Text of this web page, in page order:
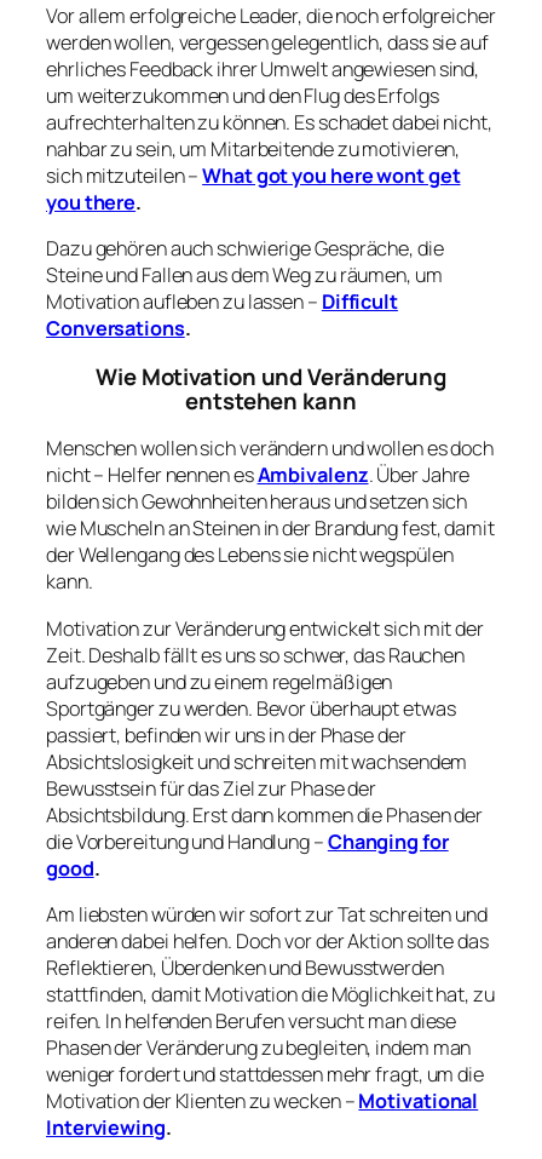
Vor allem erfolgreiche Leader, die noch erfolgreicher
werden wollen, vergessen gelegentlich, dass sie auf
ehrliches Feedback ihrer Umwelt angewiesen sind,
um weiterzukommen und den Flug des Erfolgs
aufrechterhalten zu können. Es schadet dabei nicht,
nahbar zu sein, um Mitarbeitende zu motivieren,
sich mitzuteilen –What got you here wont get
you there.
Dazu gehören auch schwierige Gespräche, die
Steine und Fallen aus dem Weg zu räumen, um
Motivation aufleben zu lassen – Difficult
Conversations.
Wie Motivation und Veränderung
entstehen kann
Menschen wollen sich verändern und wollen es doch
nicht – Helfer nennen esAmbivalenz. Über Jahre
bilden sich Gewohnheiten heraus und setzen sich
wie Muscheln an Steinen in der Brandung fest, damit
der Wellengang des Lebens sie nicht wegspülen
kann.
Motivation zur Veränderung entwickelt sich mit der
Zeit. Deshalb fällt es uns so schwer, das Rauchen
aufzugeben und zu einem regelmäßigen
Sportgänger zu werden. Bevor überhaupt etwas
passiert, befinden wir uns in der Phase der
Absichtslosigkeit und schreiten mit wachsendem
Bewusstsein für das Ziel zur Phase der
Absichtsbildung. Erst dann kommen die Phasen der
die Vorbereitung und Handlung –Changing for
good.
Am liebsten würden wir sofort zur Tat schreiten und
anderen dabei helfen. Doch vor der Aktion sollte das
Reflektieren, Überdenken und Bewusstwerden
stattfinden, damit Motivation die Möglichkeit hat, zu
reifen. In helfenden Berufen versucht man diese
Phasen der Veränderung zu begleiten, indem man
weniger fordert und stattdessen mehr fragt, um die
Motivation der Klienten zu wecken –Motivational
Interviewing.